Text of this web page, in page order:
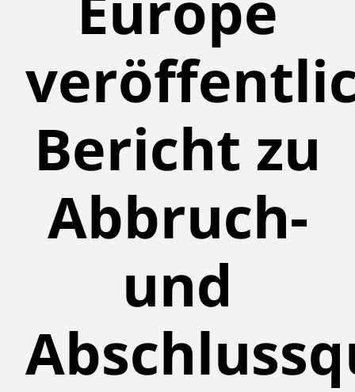
Bericht zu
Abbruch-
und